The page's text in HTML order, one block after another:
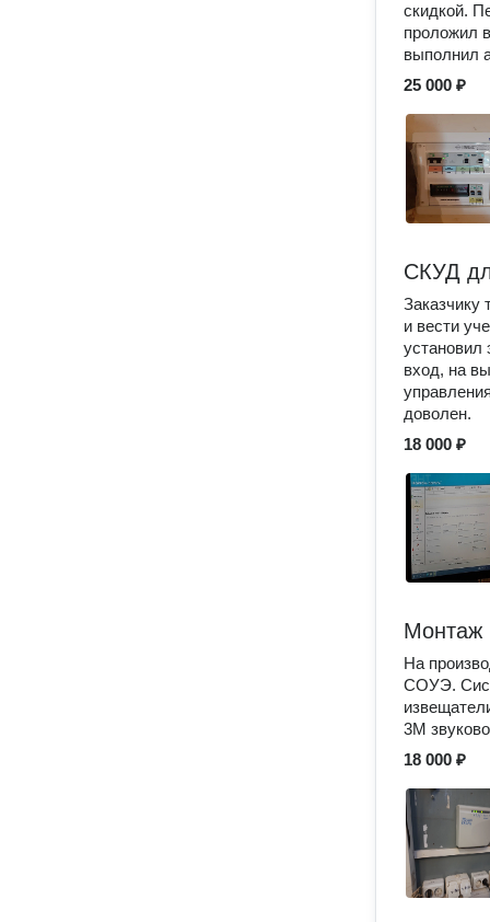
скидкой.
проложил
выполнил
25 000 ₽
СКУД
Заказчику
и вести
установил
вход, на
доволен.
18 000 ₽
Монтаж
На
СОУЭ.
3М
18 000 ₽